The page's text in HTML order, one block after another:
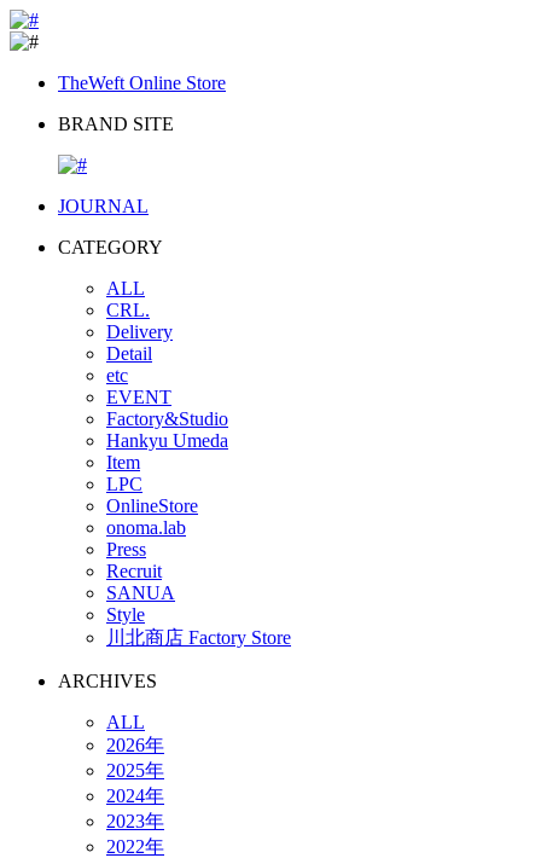
TheWeft Online Store
BRAND SITE
JOURNAL
CATEGORY
ALL
CRL.
Delivery
Detail
etc
EVENT
Factory&Studio
Hankyu Umeda
Item
LPC
OnlineStore
onoma.lab
Press
Recruit
SANUA
Style
川北商店 Factory Store
ARCHIVES
ALL
2026年
2025年
2024年
2023年
2022年